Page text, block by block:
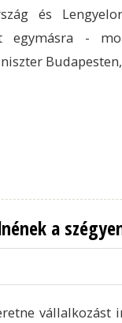
és
egymásra -
a